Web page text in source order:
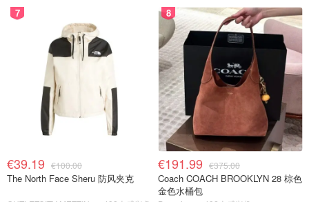
7
€39.19 €100.00
The North Face Sheru 防风夹克
8
€191.99 €375.00
Coach COACH BROOKLYN 28 棕色
金色水桶包